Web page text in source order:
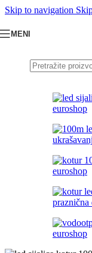
Skip to navigation
MENI